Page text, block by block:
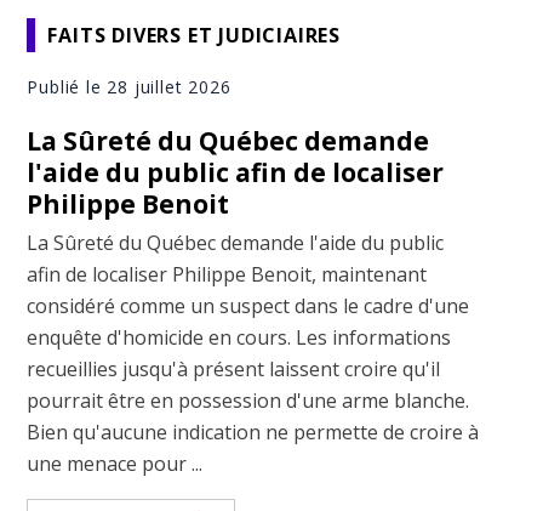
FAITS DIVERS ET JUDICIAIRES
Publié le 28 juillet 2026
La Sûreté du Québec demande
l'aide du public afin de localiser
Philippe Benoit
La Sûreté du Québec demande l'aide du public
afin de localiser Philippe Benoit, maintenant
considéré comme un suspect dans le cadre d'une
enquête d'homicide en cours. Les informations
recueillies jusqu'à présent laissent croire qu'il
pourrait être en possession d'une arme blanche.
Bien qu'aucune indication ne permette de croire à
une menace pour ...